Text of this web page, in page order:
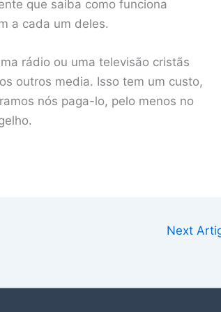
que saiba como funciona
a cada um deles.
rádio ou uma televisão cristãs
outros media. Isso tem um custo,
nós paga-lo, pelo menos no
Next